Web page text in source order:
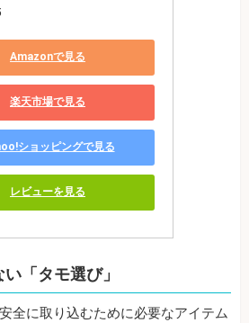
Amazonで見る
楽天市場で見る
ショッピングで見る
レビューを見る
「タモ選び」
全に取り込むために必要なアイテム